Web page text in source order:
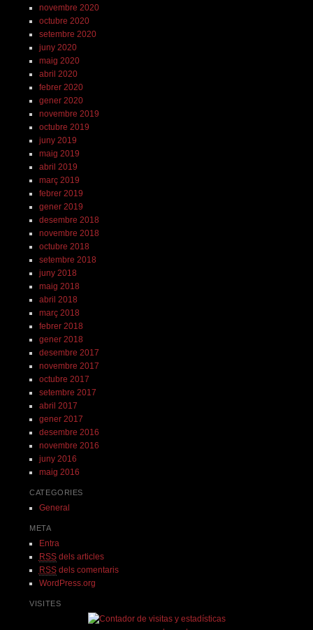
novembre 2020
octubre 2020
setembre 2020
juny 2020
maig 2020
abril 2020
febrer 2020
gener 2020
novembre 2019
octubre 2019
juny 2019
maig 2019
abril 2019
març 2019
febrer 2019
gener 2019
desembre 2018
novembre 2018
octubre 2018
setembre 2018
juny 2018
maig 2018
abril 2018
març 2018
febrer 2018
gener 2018
desembre 2017
novembre 2017
octubre 2017
setembre 2017
abril 2017
gener 2017
desembre 2016
novembre 2016
juny 2016
maig 2016
CATEGORIES
General
META
Entra
RSSdels articles
RSSdels comentaris
WordPress.org
VISITES